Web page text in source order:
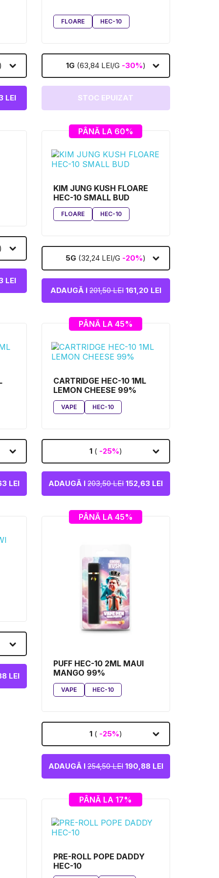
LEI
FLOARE HEC-10
1G (63,84 LEI/G -30%)
STOC EPUIZAT
LEI
PÂNĂ LA 60%
KIM JUNG KUSH FLOARE
HEC-10 SMALL BUD
FLOARE HEC-10
5G (32,24 LEI/G -20%)
ADAUGĂ I201,50 LEI161,20 LEI
LEI
PÂNĂ LA 45%
CARTRIDGE HEC-10 1ML
LEMON CHEESE 99%
VAPE HEC-10
1 ( -25%)
ADAUGĂ I203,50 LEI152,63 LEI
LEI
PÂNĂ LA 45%
PUFF HEC-10 2ML MAUI
MANGO 99%
VAPE HEC-10
1 ( -25%)
ADAUGĂ I254,50 LEI190,88 LEI
PÂNĂ LA 17%
PRE-ROLL POPE DADDY
HEC-10